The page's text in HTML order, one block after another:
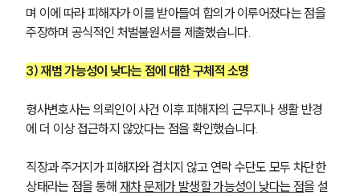
며 이에 따라 피해자가 이를 받아들여 합의가 이루어졌다는 점을
주장하며 공식적인 처벌불원서를 제출했습니다.
3) 재범 가능성이 낮다는 점에 대한 구체적 소명
형사변호사는 의뢰인이 사건 이후 피해자의 근무지나 생활 반경
에 더 이상 접근하지 않았다는 점을 확인했습니다.
직장과 주거지가 피해자와 겹치지 않고 연락 수단도 모두 차단한
상태라는 점을 통해 재차 문제가 발생할 가능성이 낮다는 점을 설